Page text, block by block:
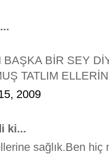
BAŞKA BİR SEY
TATLIM
2009
ki...
sağlık.Ben